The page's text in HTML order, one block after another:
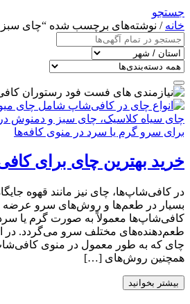
جستجو
خانه / نوشته‌های برچسب شده “چای
خرید بهترین چای برای
در کافی‌شاپ‌ها، چای نیز مانند قهوه
بسیار در طعم‌ها و روش‌های سرو عرضه
کافی‌شاپ‌ها معمولاً به صورت گرم یا
طعم‌دهنده‌های مختلف سرو می‌گردد. در
چای که به طور معمول در منوی
همچنین روش‌های […]
بیشتر بخوانید